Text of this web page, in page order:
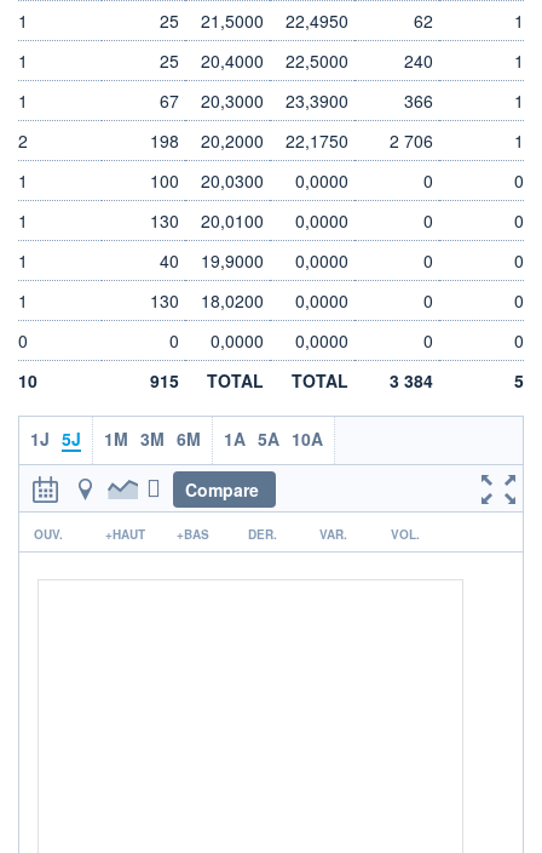
04/08 06/08
INDICE DE RÉFÉRENCE
MSCI JAPAN LOCAL USD
CATÉGORIE MORNINGSTAR
Actions Japon Grandes
Cap.
OUVERTURE CLÔTURE VEILLE
21,7400
21,7100
DERNIER ÉCHANGE
07.08.26 / 17:35:04
BAISSE
21,3550
HAUSSE
22,4450
ÉLIGIBILITÉ
BOURSOVIE LUX
BOURSOVIE
CTO BUSINESS
1
25 21,5000 22,4950 62
1
1
25 20,4000 22,5000 240
1
1
67 20,3000 23,3900 366
1
2
198 20,2000 22,1750 2 706
1
1
100 20,0300 0,0000 0
0
1
130 20,0100 0,0000 0
0
1
40 19,9000 0,0000 0
0
1
130 18,0200 0,0000 0
0
0
0 0,0000 0,0000 0
0
10
915 TOTAL TOTAL 3 384 5
1J 5J 1M 3M 6M 1A 5A 10A
Compare
r
OUV. +HAUT +BAS DER. VAR. VOL.